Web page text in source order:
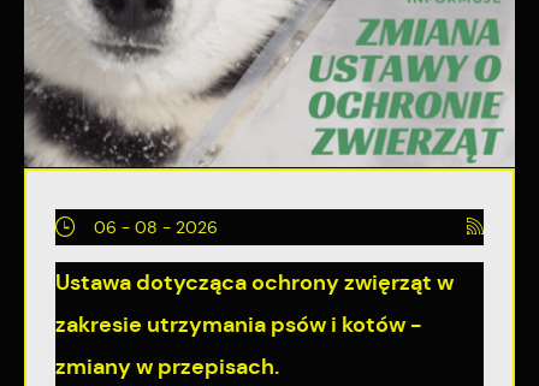
06 - 08 - 2026
Ustawa dotycząca ochrony zwięrząt w
zakresie utrzymania psów i kotów -
zmiany w przepisach.